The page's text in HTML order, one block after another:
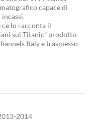
capace di
ce lo racconta il
sul Titanic” prodotto
Italy e trasmesso
2014